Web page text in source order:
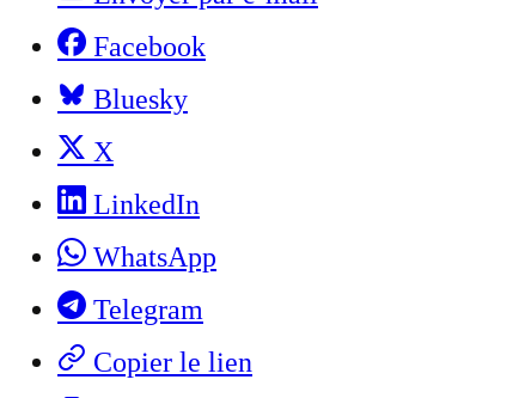
Facebook
Bluesky
X
LinkedIn
WhatsApp
Telegram
Copier le lien